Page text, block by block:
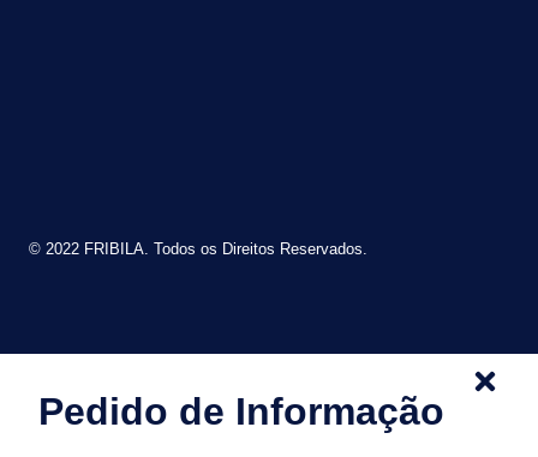
© 2022 FRIBILA. Todos os Direitos Reservados.
Pedido de Informação